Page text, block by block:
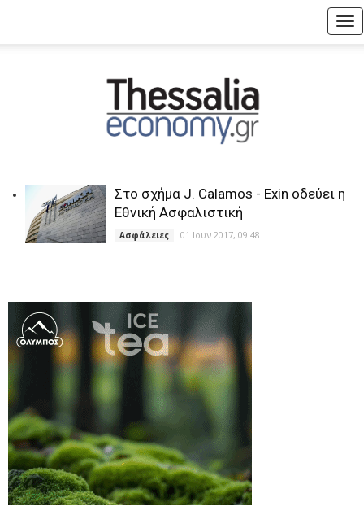
Στο σχήμα J. Calamos - Exin οδεύει η
Εθνική Ασφαλιστική
Ασφάλειες 01 Ιουν 2017, 09:48